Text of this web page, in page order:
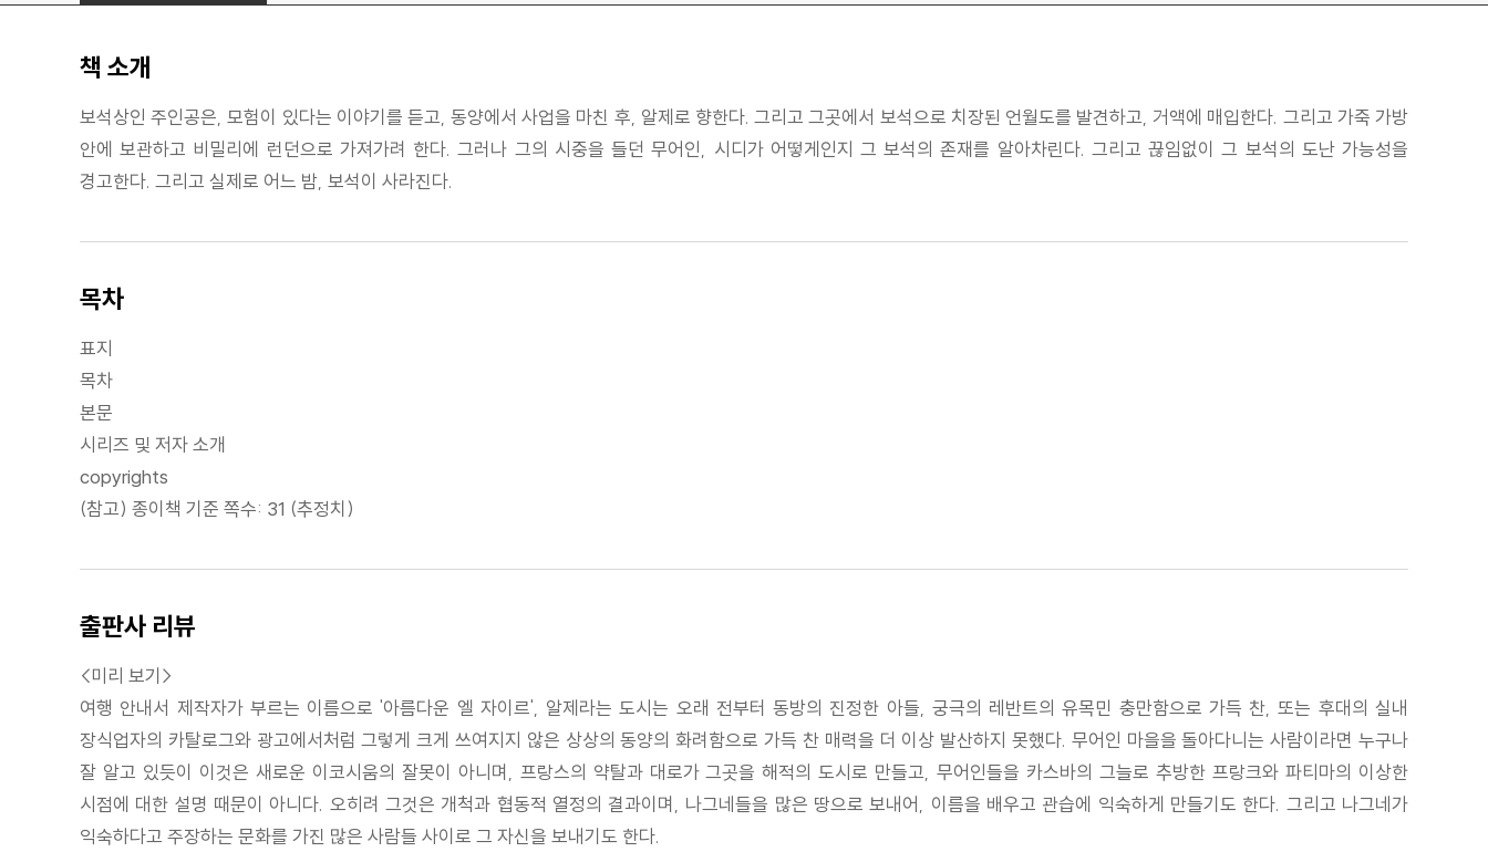
책 소개
보석상인 주인공은, 모험이 있다는 이야기를 듣고, 동양에서 사업을 마친 후, 알제로 향한다. 그리고 그곳에서 보석으로 치장된 언월도를 발견하고, 거액에 매입한다. 그리고 가죽 가방
안에 보관하고 비밀리에 런던으로 가져가려 한다. 그러나 그의 시중을 들던 무어인, 시디가 어떻게인지 그 보석의 존재를 알아차린다. 그리고 끊임없이 그 보석의 도난 가능성을
경고한다. 그리고 실제로 어느 밤, 보석이 사라진다.
목차
표지
목차
본문
시리즈 및 저자 소개
copyrights
(참고) 종이책 기준 쪽수: 31 (추정치)
출판사 리뷰
<미리 보기>
여행 안내서 제작자가 부르는 이름으로 '아름다운 엘 자이르', 알제라는 도시는 오래 전부터 동방의 진정한 아들, 궁극의 레반트의 유목민 충만함으로 가득 찬, 또는 후대의 실내
장식업자의 카탈로그와 광고에서처럼 그렇게 크게 쓰여지지 않은 상상의 동양의 화려함으로 가득 찬 매력을 더 이상 발산하지 못했다. 무어인 마을을 돌아다니는 사람이라면 누구나
잘 알고 있듯이 이것은 새로운 이코시움의 잘못이 아니며, 프랑스의 약탈과 대로가 그곳을 해적의 도시로 만들고, 무어인들을 카스바의 그늘로 추방한 프랑크와 파티마의 이상한
시점에 대한 설명 때문이 아니다. 오히려 그것은 개척과 협동적 열정의 결과이며, 나그네들을 많은 땅으로 보내어, 이름을 배우고 관습에 익숙하게 만들기도 한다. 그리고 나그네가
익숙하다고 주장하는 문화를 가진 많은 사람들 사이로 그 자신을 보내기도 한다.